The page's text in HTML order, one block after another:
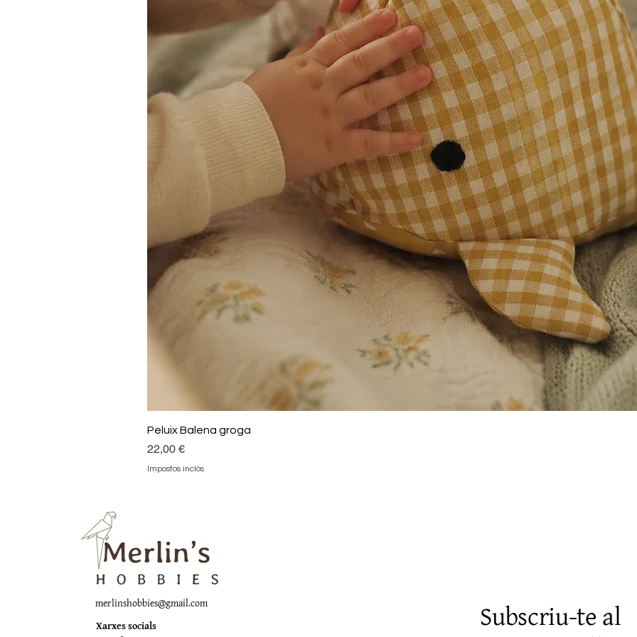
Peluix Balena groga
Preu
22,00 €
Impostos inclòs
merlinshobbies@gmail.com
Xarxes socials
Subscriu-te al